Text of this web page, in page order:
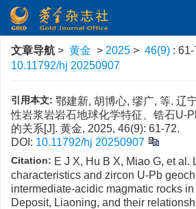
文章导航 > 黄金 > 2025 > 46(9) :
10.11792/hj 20250907
引用本文: 鄂建新, 胡博心, 缪广, 等. 辽
性岩浆岩岩石地球化学特征、锆石U-
的关系[J]. 黄金, 2025, 46(9): 61-72.
DOI: 10.11792/hj 20250907
Citation: E J X, Hu B X, Miao G, et al.
characteristics and zircon U-Pb
intermediate-acidic magmatic rocks
Deposit, Liaoning, and their